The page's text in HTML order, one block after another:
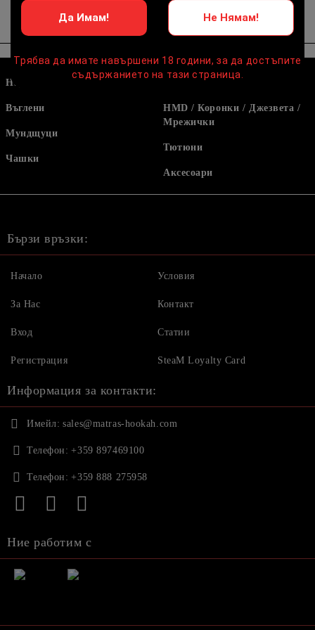
Наргилета
Въглени
Мундщуци
Чашки
Маркучи и накрайници
HMD / Коронки / Джезвета /
Мрежички
Тютюни
Аксесоари
Бързи връзки:
Начало
За Нас
Вход
Регистрация
Условия
Контакт
Статии
SteaM Loyalty Card
Информация за контакти:
Имейл: sales@matras-hookah.com
Телефон: +359 897469100
Телефон: +359 888 275958
Ние работим с
Да Имам! Не Нямам!
Трябва да имате навършени 18 години, за да достъпите
съдържанието на тази страница.